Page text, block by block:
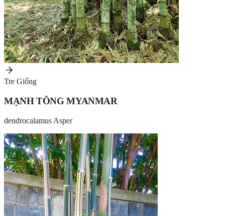
Tre Giống
MẠNH TÔNG MYANMAR
dendrocalamus Asper